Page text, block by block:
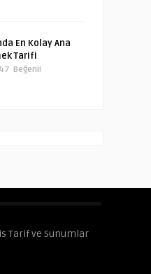
En Kolay Ana
Tarifi
Beğeni!
Tarif ve Sunumlar